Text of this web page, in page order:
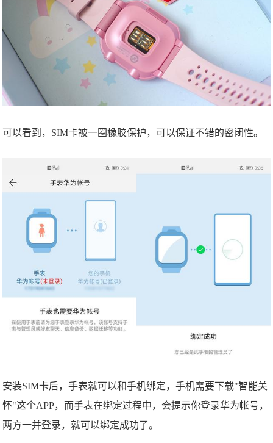
可以看到，SIM卡被一圈橡胶保护，可以保证不错的密闭性。
安装SIM卡后，手表就可以和手机绑定，手机需要下载"智能关
怀"这个APP，而手表在绑定过程中，会提示你登录华为帐号，
两方一并登录，就可以绑定成功了。